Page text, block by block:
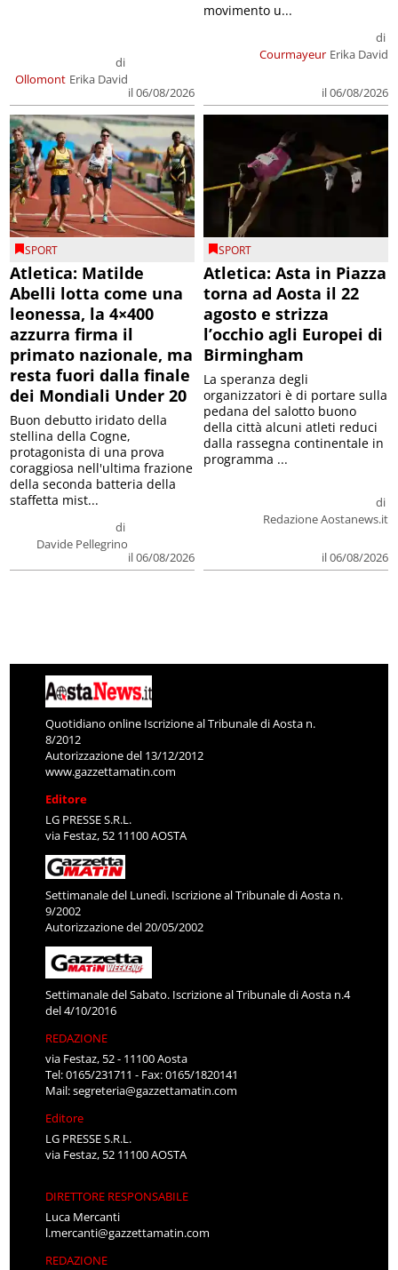
Ollomont
di
Erika David
il 06/08/2026
Courmayeur
di
Erika David
il 06/08/2026
movimento u...
SPORT
Atletica: Matilde
Abelli lotta come una
leonessa, la 4×400
azzurra firma il
primato nazionale, ma
resta fuori dalla finale
dei Mondiali Under 20
di
Davide Pellegrino
il 06/08/2026
Buon debutto iridato della
stellina della Cogne,
protagonista di una prova
coraggiosa nell'ultima frazione
della seconda batteria della
staffetta mist...
SPORT
Atletica: Asta in Piazza
torna ad Aosta il 22
agosto e strizza
l’occhio agli Europei di
Birmingham
di
Redazione Aostanews.it
il 06/08/2026
La speranza degli
organizzatori è di portare sulla
pedana del salotto buono
della città alcuni atleti reduci
dalla rassegna continentale in
programma ...
Quotidiano online Iscrizione al Tribunale di Aosta n.
8/2012
Autorizzazione del 13/12/2012
www.gazzettamatin.com
Editore
LG PRESSE S.R.L.
via Festaz, 52 11100 AOSTA
Settimanale del Lunedì. Iscrizione al Tribunale di Aosta n.
9/2002
Autorizzazione del 20/05/2002
Settimanale del Sabato. Iscrizione al Tribunale di Aosta n.4
del 4/10/2016
REDAZIONE
via Festaz, 52 - 11100 Aosta
Tel: 0165/231711 - Fax: 0165/1820141
Mail:segreteria@gazzettamatin.com
Editore
LG PRESSE S.R.L.
via Festaz, 52 11100 AOSTA
DIRETTORE RESPONSABILE
Luca Mercanti
l.mercanti@gazzettamatin.com
REDAZIONE